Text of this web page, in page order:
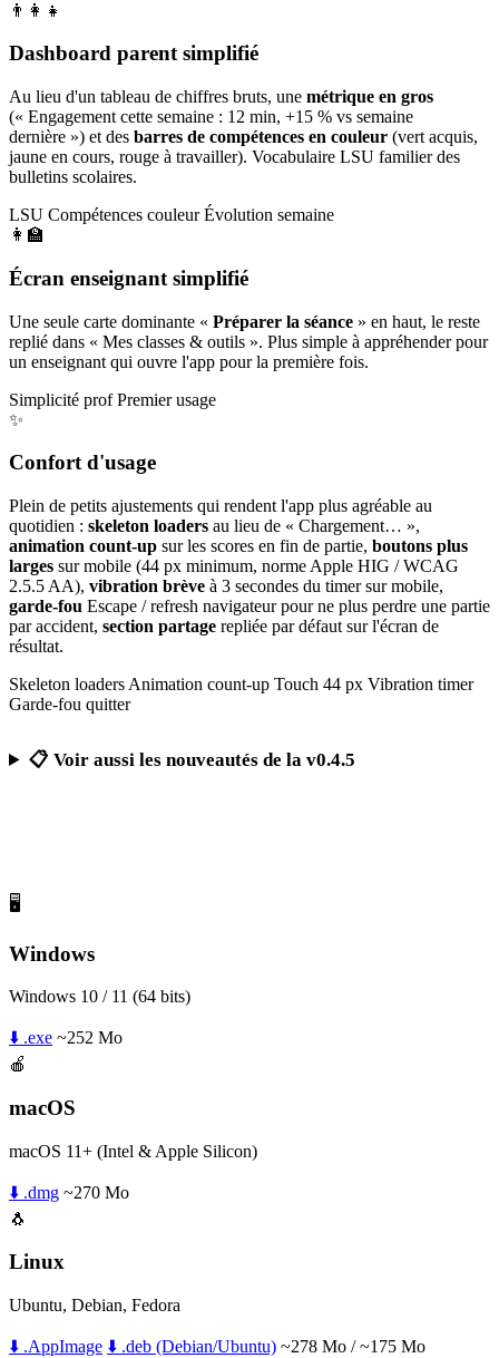
👨‍👩‍👧
Dashboard parent simplifié
Au lieu d'un tableau de chiffres bruts, une métrique en gros
(« Engagement cette semaine : 12 min, +15 % vs semaine
dernière ») et des barres de compétences en couleur (vert acquis,
jaune en cours, rouge à travailler). Vocabulaire LSU familier des
bulletins scolaires.
LSU Compétences couleur Évolution semaine
👩‍🏫
Écran enseignant simplifié
Une seule carte dominante « Préparer la séance » en haut, le reste
replié dans « Mes classes & outils ». Plus simple à appréhender pour
un enseignant qui ouvre l'app pour la première fois.
Simplicité prof Premier usage
✨
Confort d'usage
Plein de petits ajustements qui rendent l'app plus agréable au
quotidien : skeleton loaders au lieu de « Chargement… »,
animation count-up sur les scores en fin de partie, boutons plus
larges sur mobile (44 px minimum, norme Apple HIG / WCAG
2.5.5 AA), vibration brève à 3 secondes du timer sur mobile,
garde-fou Escape / refresh navigateur pour ne plus perdre une partie
par accident, section partage repliée par défaut sur l'écran de
résultat.
Skeleton loaders Animation count-up Touch 44 px Vibration timer
Garde-fou quitter
📋 Voir aussi les nouveautés de la v0.4.5
🖥️
Windows
Windows 10 / 11 (64 bits)
⬇️ .exe ~252 Mo
🍎
macOS
macOS 11+ (Intel & Apple Silicon)
⬇️ .dmg ~270 Mo
🐧
Linux
Ubuntu, Debian, Fedora
⬇️ .AppImage ⬇️ .deb (Debian/Ubuntu) ~278 Mo / ~175 Mo